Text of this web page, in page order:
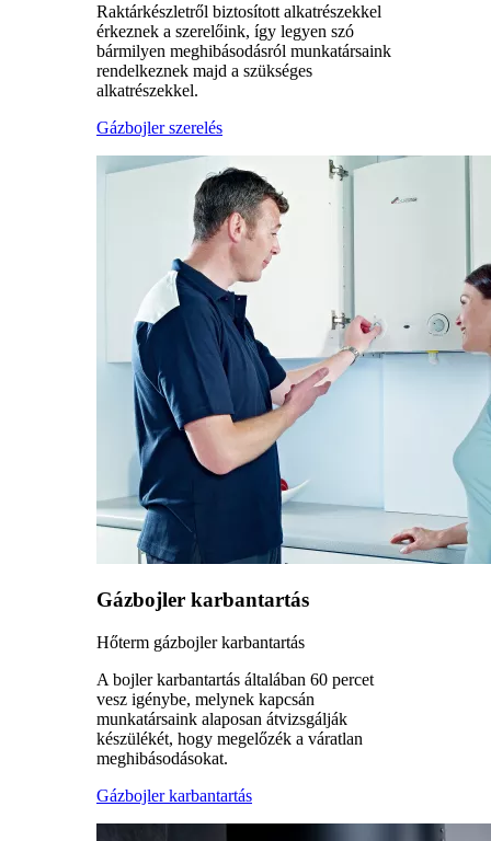
Raktárkészletről biztosított alkatrészekkel
érkeznek a szerelőink, így legyen szó
bármilyen meghibásodásról munkatársaink
rendelkeznek majd a szükséges
alkatrészekkel.
Gázbojler szerelés
Gázbojler karbantartás
Hőterm gázbojler karbantartás
A bojler karbantartás általában 60 percet
vesz igénybe, melynek kapcsán
munkatársaink alaposan átvizsgálják
készülékét, hogy megelőzék a váratlan
meghibásodásokat.
Gázbojler karbantartás